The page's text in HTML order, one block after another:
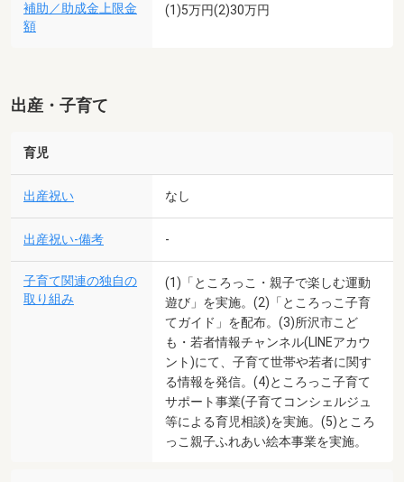
補助／助成金上限金
額
(1)5万円(2)30万円
出産・子育て
育児
出産祝い なし
出産祝い-備考 -
子育て関連の独自の
取り組み
(1)「ところっこ・親子で楽しむ運動
遊び」を実施。(2)「ところっこ子育
てガイド」を配布。(3)所沢市こど
も・若者情報チャンネル(LINEアカウ
ント)にて、子育て世帯や若者に関す
る情報を発信。(4)ところっこ子育て
サポート事業(子育てコンシェルジュ
等による育児相談)を実施。(5)ところ
っこ親子ふれあい絵本事業を実施。